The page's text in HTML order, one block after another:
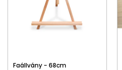
Faállvány - 68cm